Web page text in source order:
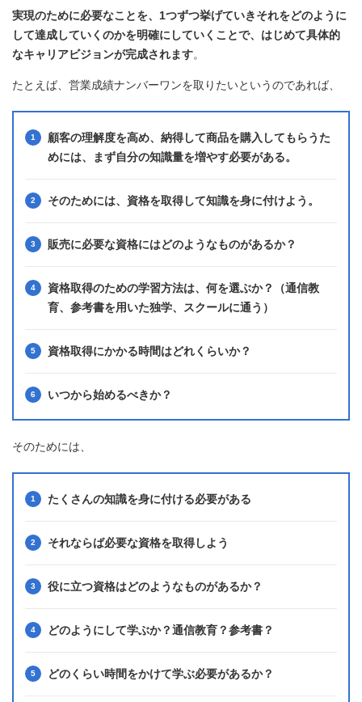
実現のために必要なことを、1つずつ挙げていきそれをどのように
して達成していくのかを明確にしていくことで、はじめて具体的
なキャリアビジョンが完成されます。
たとえば、営業成績ナンバーワンを取りたいというのであれば、
顧客の理解度を高め、納得して商品を購入してもらうた
めには、まず自分の知識量を増やす必要がある。
そのためには、資格を取得して知識を身に付けよう。
販売に必要な資格にはどのようなものがあるか？
資格取得のための学習方法は、何を選ぶか？（通信教
育、参考書を用いた独学、スクールに通う）
資格取得にかかる時間はどれくらいか？
いつから始めるべきか？
そのためには、
たくさんの知識を身に付ける必要がある
それならば必要な資格を取得しよう
役に立つ資格はどのようなものがあるか？
どのようにして学ぶか？通信教育？参考書？
どのくらい時間をかけて学ぶ必要があるか？